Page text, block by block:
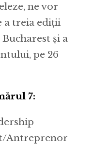
ne vor
a treia ediții
și a
pe 26
7:
Antreprenor